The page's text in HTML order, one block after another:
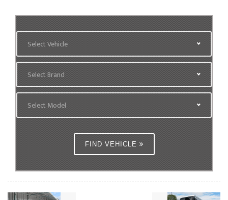
Select Vehicle
Select Brand
Select Model
FIND VEHICLE